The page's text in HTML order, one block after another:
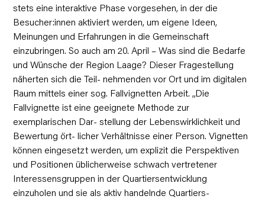
stets eine interaktive Phase vorgesehen, in der die
Besucher:innen aktiviert werden, um eigene Ideen,
Meinungen und Erfahrungen in die Gemeinschaft
einzubringen. So auch am 20. April – Was sind die Bedarfe
und Wünsche der Region Laage? Dieser Fragestellung
näherten sich die Teil- nehmenden vor Ort und im digitalen
Raum mittels einer sog. Fallvignetten Arbeit. „Die
Fallvignette ist eine geeignete Methode zur
exemplarischen Dar- stellung der Lebenswirklichkeit und
Bewertung ört- licher Verhältnisse einer Person. Vignetten
können eingesetzt werden, um explizit die Perspektiven
und Positionen üblicherweise schwach vertretener
Interessensgruppen in der Quartiersentwicklung
einzuholen und sie als aktiv handelnde Quartiers-